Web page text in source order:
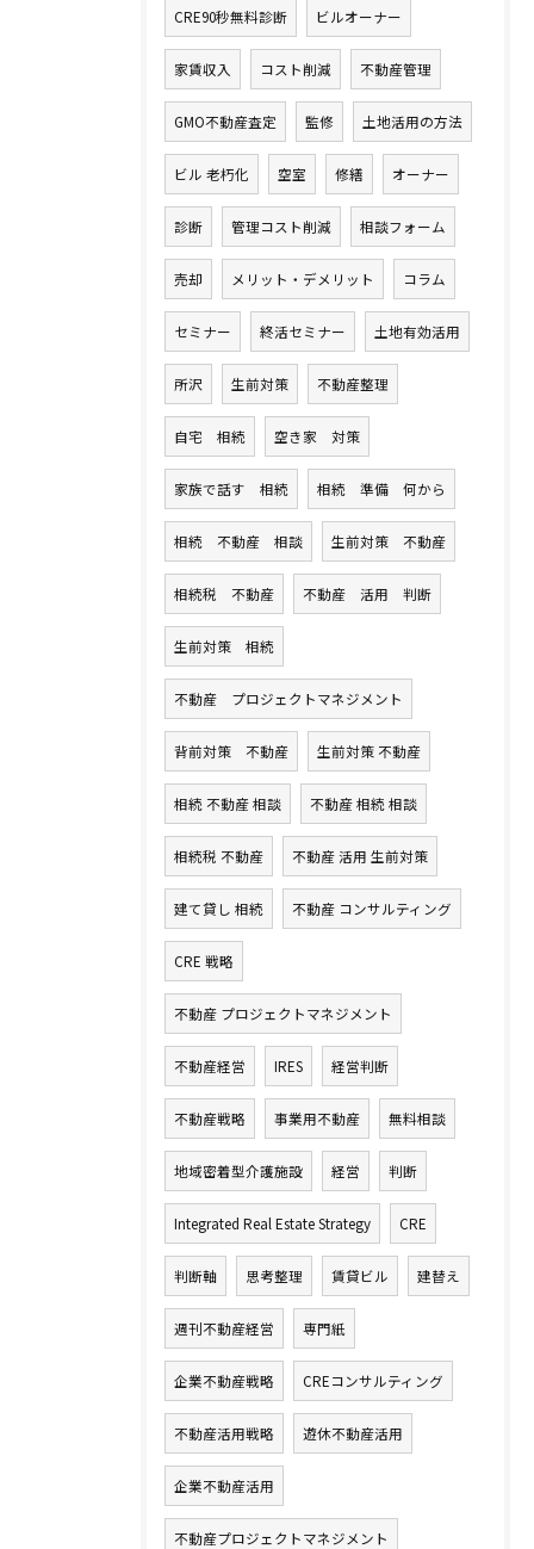
CRE90秒無料診断 ビルオーナー
家賃収入 コスト削減 不動産管理
GMO不動産査定 監修 土地活用の方法
ビル 老朽化 空室 修繕 オーナー
診断 管理コスト削減 相談フォーム
売却 メリット・デメリット コラム
セミナー 終活セミナー 土地有効活用
所沢 生前対策 不動産整理
自宅 相続 空き家 対策
家族で話す 相続 相続 準備 何から
相続 不動産 相談 生前対策 不動産
相続税 不動産 不動産 活用 判断
生前対策 相続
不動産 プロジェクトマネジメント
背前対策 不動産 生前対策 不動産
相続 不動産 相談 不動産 相続 相談
相続税 不動産 不動産 活用 生前対策
建て貸し 相続 不動産 コンサルティング
CRE 戦略
不動産 プロジェクトマネジメント
不動産経営 IRES 経営判断
不動産戦略 事業用不動産 無料相談
地域密着型介護施設 経営 判断
Integrated Real Estate Strategy CRE
判断軸 思考整理 賃貸ビル 建替え
週刊不動産経営 専門紙
企業不動産戦略 CREコンサルティング
不動産活用戦略 遊休不動産活用
企業不動産活用
不動産プロジェクトマネジメント